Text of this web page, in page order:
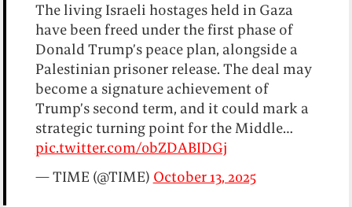
The living Israeli hostages held in Gaza
have been freed under the first phase of
Donald Trump’s peace plan, alongside a
Palestinian prisoner release. The deal may
become a signature achievement of
Trump’s second term, and it could mark a
strategic turning point for the Middle…
pic.twitter.com/0bZDABIDGj
— TIME (@TIME) October 13, 2025